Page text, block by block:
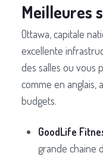
Meilleures
Ottawa, capitale
excellente
des salles ou vous
comme en anglais,
budgets.
GoodLife
grande chaine